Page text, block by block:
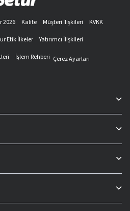
2026 Kalite Müşteri İlişkileri
KVKK
Etik İlkeler
Yatırımcı İlişkileri
İşlem Rehberi Çerez Ayarları